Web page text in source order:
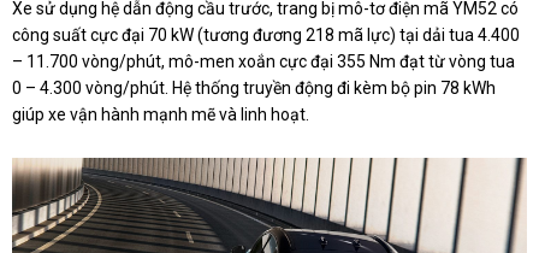
Xe sử dụng hệ dẫn động cầu trước, trang bị mô-tơ điện mã YM52 có
công suất cực đại 70 kW (tương đương 218 mã lực) tại dải tua 4.400
– 11.700 vòng/phút, mô-men xoắn cực đại 355 Nm đạt từ vòng tua
0 – 4.300 vòng/phút. Hệ thống truyền động đi kèm bộ pin 78 kWh
giúp xe vận hành mạnh mẽ và linh hoạt.